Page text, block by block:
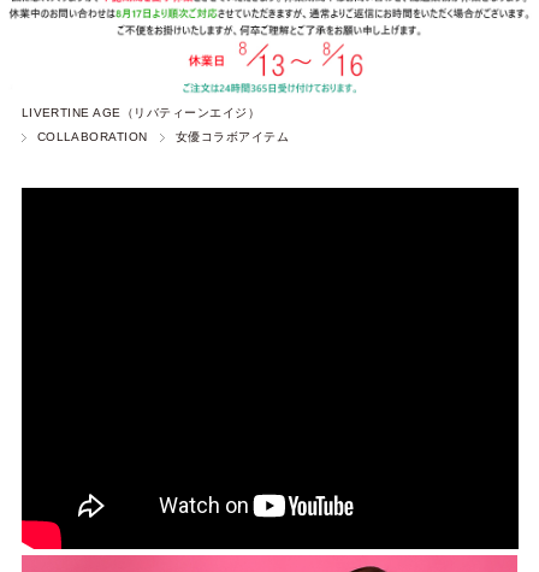
LIVERTINE AGE（リバティーンエイジ）
COLLABORATION
女優コラボアイテム